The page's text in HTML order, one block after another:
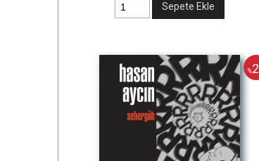
Sepete Ekle
%